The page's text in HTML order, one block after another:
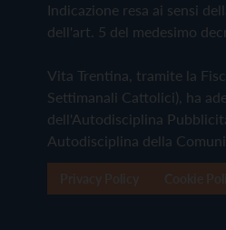
Indicazione resa ai sensi
dell'art. 5 del medesimo
Vita Trentina, tramite la
Settimanali Cattolici), ha
dell'Autodisciplina
Autodisciplina della